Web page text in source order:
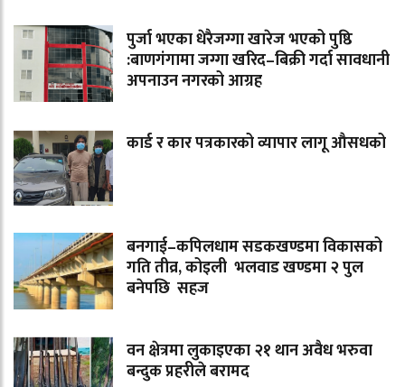
पुर्जा भएका धेरैजग्गा खारेज भएको पुष्ठि
:बाणगंगामा जग्गा खरिद–बिक्री गर्दा सावधानी
अपनाउन नगरको आग्रह
कार्ड र कार पत्रकारको व्यापार लागू औसधको
बनगाई–कपिलधाम सडकखण्डमा विकासको
गति तीव्र, कोइली भलवाड खण्डमा २ पुल
बनेपछि सहज
वन क्षेत्रमा लुकाइएका २१ थान अवैध भरुवा
बन्दुक प्रहरीले बरामद